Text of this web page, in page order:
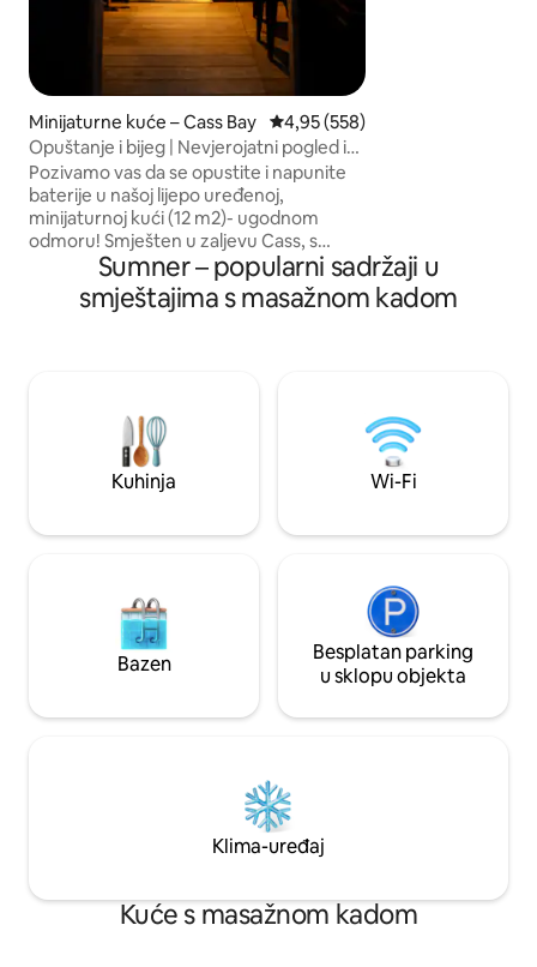
Minijaturne kuće – Cass Bay Prosječna ocjena: 4,95/5,
4,95 (558)
Opuštanje i bijeg | Nevjerojatni pogled i
vanjska kupka
Pozivamo vas da se opustite i napunite
baterije u našoj lijepo uređenoj,
minijaturnoj kući (12 m2)- ugodnom
odmoru! Smješten u zaljevu Cass, s
prostranim pogledom na luku Lyttelton,
vanjska kupka, plin za toplu vodu, za
promatranje zvijezda, luksuzni krevet,
Christchurcha, ovaj je smještaj savršeno
mjesto za odmor. Kreirali smo smještaj
za odmor kakav smo oduvijek tražili.
Dođite i uživajte u njemu ljeti ili zimi!
Wi-Fi).
Sumner – popularni sadržaji u
smještajima s masažnom kadom
Kuhinja Wi-Fi
Bazen
Besplatan parking
u sklopu objekta
Klima-uređaj
Kuće s masažnom kadom